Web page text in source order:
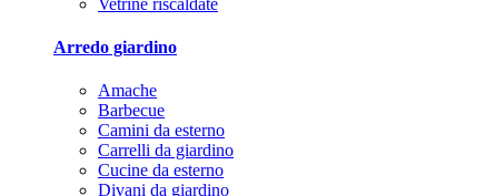
Arredo giardino
Amache
Barbecue
Camini da esterno
Carrelli da giardino
Cucine da esterno
Divani da giardino